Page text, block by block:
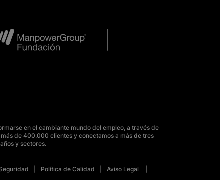
en el cambiante mundo del empleo, a través de
de 400.000 clientes y conectamos a más de tres
y sectores.
Política de Calidad
Aviso Legal